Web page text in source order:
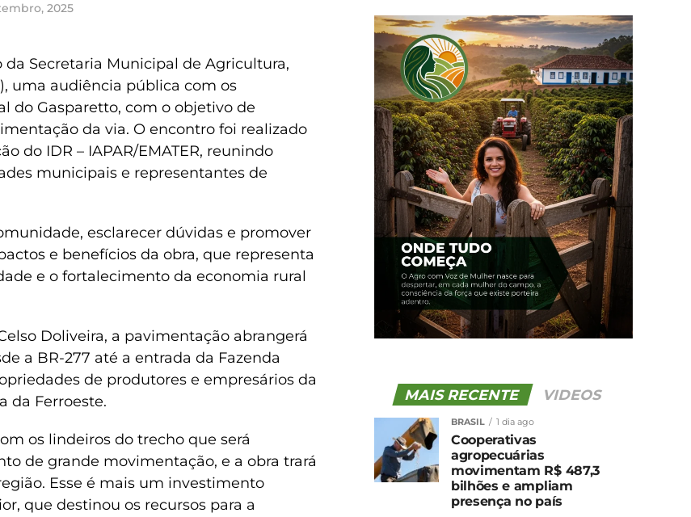
2025
Secretaria Municipal de Agricultura,
uma audiência pública com os
do Gasparetto, com o objetivo de
da via. O encontro foi realizado
do IDR – IAPAR/EMATER, reunindo
municipais e representantes de
esclarecer dúvidas e promover
e benefícios da obra, que representa
e o fortalecimento da economia rural
Doliveira, a pavimentação abrangerá
a BR-277 até a entrada da Fazenda
de produtores e empresários da
da Ferroeste.
os lindeiros do trecho que será
de grande movimentação, e a obra trará
Esse é mais um investimento
que destinou os recursos para a
MAIS RECENTE VIDEOS
BRASIL 1 dia ago
Cooperativas
agropecuárias
movimentam R$ 487,3
bilhões e ampliam
presença no país